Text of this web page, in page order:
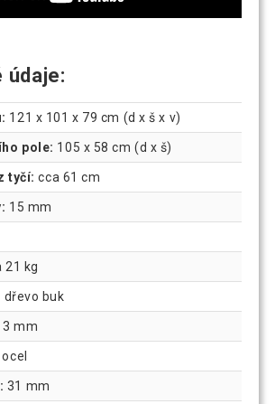
údaje:
121 x 101 x 79 cm (d x š x v)
pole: 105 x 58 cm (d x š)
tyčí: cca 61 cm
15 mm
21 kg
dřevo buk
mm
ocel
31 mm